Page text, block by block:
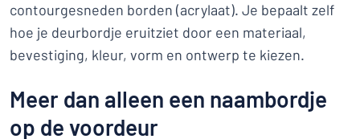
contourgesneden borden (acrylaat). Je bepaalt zelf
hoe je deurbordje eruitziet door een materiaal,
bevestiging, kleur, vorm en ontwerp te kiezen.
Meer dan alleen een naambordje
op de voordeur